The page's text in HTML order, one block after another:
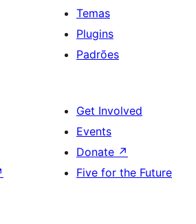
Temas
Plugins
Padrões
Get Involved
Events
Donate ↗
Five for the Future